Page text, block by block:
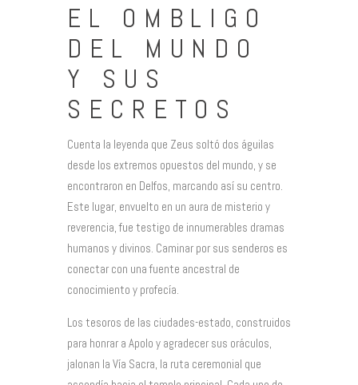
EL OMBLIGO
DEL MUNDO
Y SUS
SECRETOS
Cuenta la leyenda que Zeus soltó dos águilas
desde los extremos opuestos del mundo, y se
encontraron en Delfos, marcando así su centro.
Este lugar, envuelto en un aura de misterio y
reverencia, fue testigo de innumerables dramas
humanos y divinos. Caminar por sus senderos es
conectar con una fuente ancestral de
conocimiento y profecía.
Los tesoros de las ciudades-estado, construidos
para honrar a Apolo y agradecer sus oráculos,
jalonan la Vía Sacra, la ruta ceremonial que